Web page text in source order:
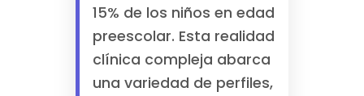
15% de los niños en edad
preescolar. Esta realidad
clínica compleja abarca
una variedad de perfiles,